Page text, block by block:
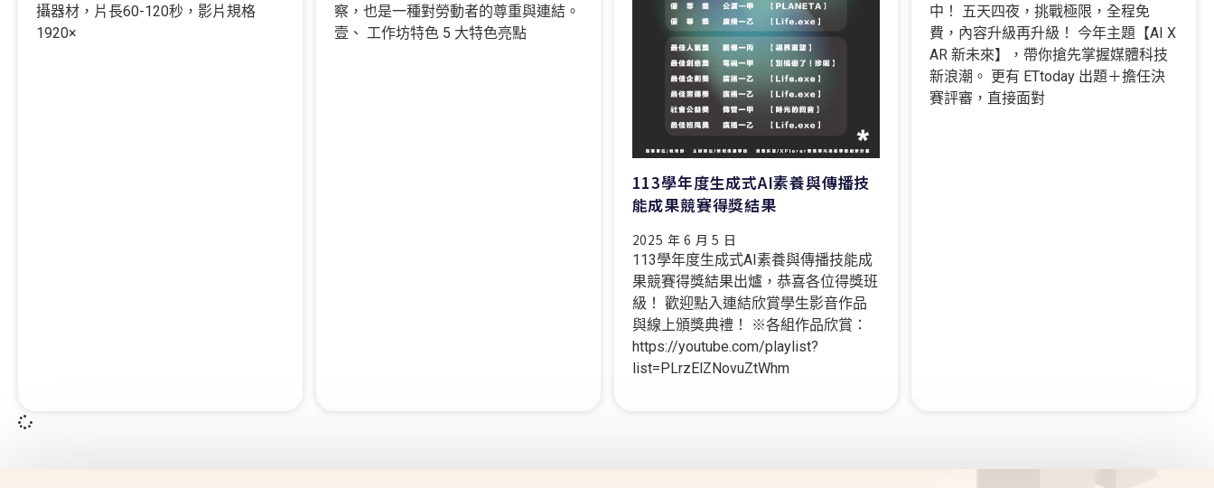
攝器材，片長60-120秒，影片規格
1920×
察，也是一種對勞動者的尊重與連結。
壹、 工作坊特色 5 大特色亮點
113學年度生成式AI素養與傳播技
能成果競賽得獎結果
2025 年 6 月 5 日
113學年度生成式AI素養與傳播技能成
果競賽得獎結果出爐，恭喜各位得獎班
級！ 歡迎點入連結欣賞學生影音作品
與線上頒獎典禮！ ※各組作品欣賞：
https://youtube.com/playlist?
list=PLrzElZNovuZtWhm
中！ 五天四夜，挑戰極限，全程免
費，內容升級再升級！ 今年主題【AI X
AR 新未來】，帶你搶先掌握媒體科技
新浪潮。 更有 ETtoday 出題＋擔任決
賽評審，直接面對